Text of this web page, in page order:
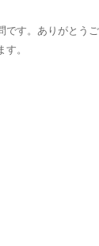
です。ありがとう
。